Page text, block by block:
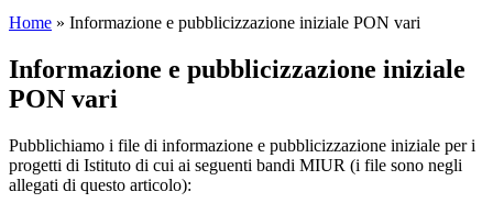
Home » Informazione e pubblicizzazione iniziale PON vari
Informazione e pubblicizzazione iniziale
PON vari
Pubblichiamo i file di informazione e pubblicizzazione iniziale per i
progetti di Istituto di cui ai seguenti bandi MIUR (i file sono negli
allegati di questo articolo):